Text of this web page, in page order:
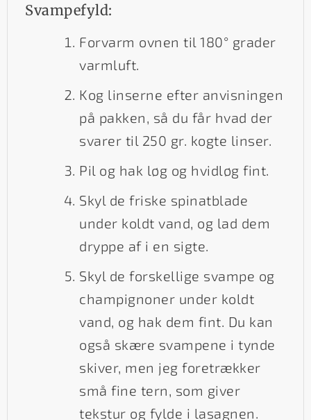
Svampefyld:
Forvarm ovnen til 180° grader
varmluft.
Kog linserne efter anvisningen
på pakken, så du får hvad der
svarer til 250 gr. kogte linser.
Pil og hak løg og hvidløg fint.
Skyl de friske spinatblade
under koldt vand, og lad dem
dryppe af i en sigte.
Skyl de forskellige svampe og
champignoner under koldt
vand, og hak dem fint. Du kan
også skære svampene i tynde
skiver, men jeg foretrækker
små fine tern, som giver
tekstur og fylde i lasagnen.